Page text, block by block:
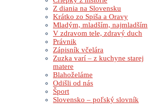
Z diania na Slovensku
Krátko zo Spiša a Oravy
Mladým, mladším, najmladším
V zdravom tele, zdravý duch
Právnik
Zápisník včelára
Zuzka varí – z kuchyne starej
matere
Blahoželáme
Odišli od nás
Šport
Slovensko – poľský slovník